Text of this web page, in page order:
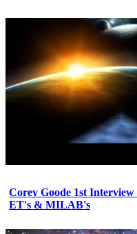
Corey Goode 1st
ET's & MILAB's